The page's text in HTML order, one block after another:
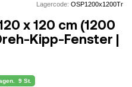
Lagercode: OSP1200x1200Tr
x 120 cm (1200
Kipp-Fenster |
9 St.